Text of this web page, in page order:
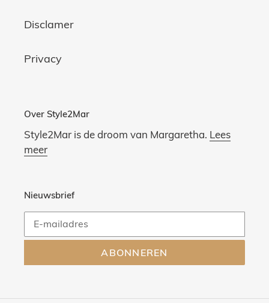
Disclamer
Privacy
Over Style2Mar
Style2Mar is de droom van Margaretha. Lees
meer
Nieuwsbrief
ABONNEREN